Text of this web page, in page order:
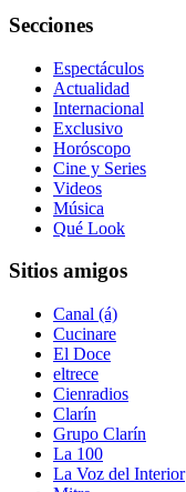
Secciones
Espectáculos
Actualidad
Internacional
Exclusivo
Horóscopo
Cine y Series
Videos
Música
Qué Look
Sitios amigos
Canal (á)
Cucinare
El Doce
eltrece
Cienradios
Clarín
Grupo Clarín
La 100
La Voz del Interior